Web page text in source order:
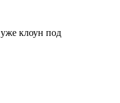
клоун под